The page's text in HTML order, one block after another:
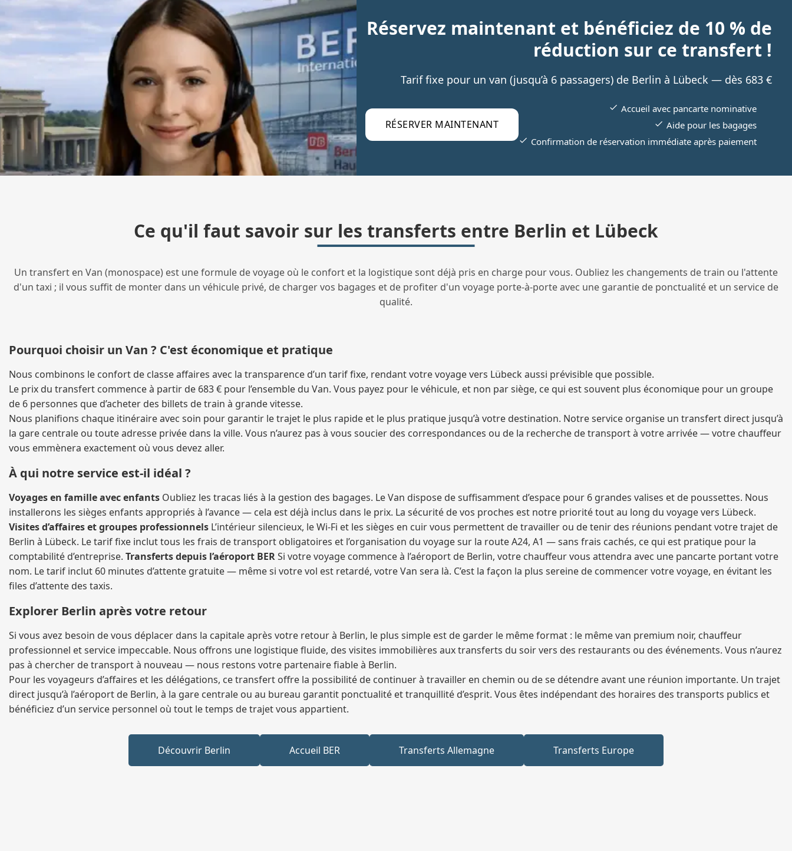
Réservez maintenant et bénéficiez de 10 % de
réduction sur ce transfert !
Tarif fixe pour un van (jusqu’à 6 passagers) de Berlin à Lübeck — dès 683 €
RÉSERVER MAINTENANT
Accueil avec pancarte nominative
Aide pour les bagages
Confirmation de réservation immédiate après paiement
Ce qu'il faut savoir sur les transferts entre Berlin et Lübeck
Un transfert en Van (monospace) est une formule de voyage où le confort et la logistique sont déjà pris en charge pour vous. Oubliez les changements de train ou l'attente
d'un taxi ; il vous suffit de monter dans un véhicule privé, de charger vos bagages et de profiter d'un voyage porte-à-porte avec une garantie de ponctualité et un service de
qualité.
Pourquoi choisir un Van ? C'est économique et pratique
Nous combinons le confort de classe affaires avec la transparence d’un tarif fixe, rendant votre voyage vers Lübeck aussi prévisible que possible.
Le prix du transfert commence à partir de 683 € pour l’ensemble du Van. Vous payez pour le véhicule, et non par siège, ce qui est souvent plus économique pour un groupe
de 6 personnes que d’acheter des billets de train à grande vitesse.
Nous planifions chaque itinéraire avec soin pour garantir le trajet le plus rapide et le plus pratique jusqu’à votre destination. Notre service organise un transfert direct jusqu’à
la gare centrale ou toute adresse privée dans la ville. Vous n’aurez pas à vous soucier des correspondances ou de la recherche de transport à votre arrivée — votre chauffeur
vous emmènera exactement où vous devez aller.
À qui notre service est-il idéal ?
Voyages en famille avec enfants Oubliez les tracas liés à la gestion des bagages. Le Van dispose de suffisamment d’espace pour 6 grandes valises et de poussettes. Nous
installerons les sièges enfants appropriés à l’avance — cela est déjà inclus dans le prix. La sécurité de vos proches est notre priorité tout au long du voyage vers Lübeck.
Visites d’affaires et groupes professionnels L’intérieur silencieux, le Wi-Fi et les sièges en cuir vous permettent de travailler ou de tenir des réunions pendant votre trajet de
Berlin à Lübeck. Le tarif fixe inclut tous les frais de transport obligatoires et l’organisation du voyage sur la route A24, A1 — sans frais cachés, ce qui est pratique pour la
comptabilité d’entreprise. Transferts depuis l’aéroport BERSi votre voyage commence à l’aéroport de Berlin, votre chauffeur vous attendra avec une pancarte portant votre
nom. Le tarif inclut 60 minutes d’attente gratuite — même si votre vol est retardé, votre Van sera là. C’est la façon la plus sereine de commencer votre voyage, en évitant les
files d’attente des taxis.
Explorer Berlin après votre retour
Si vous avez besoin de vous déplacer dans la capitale après votre retour à Berlin, le plus simple est de garder le même format : le même van premium noir, chauffeur
professionnel et service impeccable. Nous offrons une logistique fluide, des visites immobilières aux transferts du soir vers des restaurants ou des événements. Vous n’aurez
pas à chercher de transport à nouveau — nous restons votre partenaire fiable à Berlin.
Pour les voyageurs d’affaires et les délégations, ce transfert offre la possibilité de continuer à travailler en chemin ou de se détendre avant une réunion importante. Un trajet
direct jusqu’à l’aéroport de Berlin, à la gare centrale ou au bureau garantit ponctualité et tranquillité d’esprit. Vous êtes indépendant des horaires des transports publics et
bénéficiez d’un service personnel où tout le temps de trajet vous appartient.
Découvrir Berlin Accueil BER Transferts Allemagne Transferts Europe